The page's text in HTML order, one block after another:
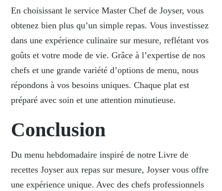
En choisissant le service Master Chef de Joyser, vous
obtenez bien plus qu’un simple repas. Vous investissez
dans une expérience culinaire sur mesure, reflétant vos
goûts et votre mode de vie. Grâce à l’expertise de nos
chefs et une grande variété d’options de menu, nous
répondons à vos besoins uniques. Chaque plat est
préparé avec soin et une attention minutieuse.
Conclusion
Du menu hebdomadaire inspiré de notre Livre de
recettes Joyser aux repas sur mesure, Joyser vous offre
une expérience unique. Avec des chefs professionnels